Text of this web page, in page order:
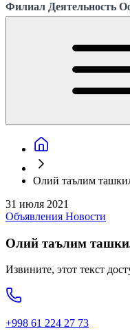
Филиал Деятельность
Олий таълим
31 июля 2021
Объявления Новости
Олий таълим
Извините, этот текст
+998 61 224 27 73